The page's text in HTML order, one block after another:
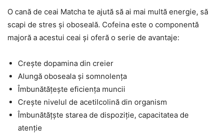
O cană de ceai Matcha te ajută să ai mai multă energie, să
scapi de stres și oboseală. Cofeina este o componentă
majoră a acestui ceai și oferă o serie de avantaje:
Crește dopamina din creier
Alungă oboseala și somnolența
Îmbunătățește eficiența muncii
Crește nivelul de acetilcolină din organism
Îmbunătățște starea de dispoziție, capacitatea de
atenție